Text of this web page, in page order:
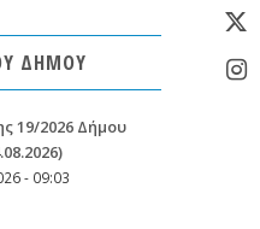
ΔΗΜΟΥ
19/2026 Δήμου
- 09:03